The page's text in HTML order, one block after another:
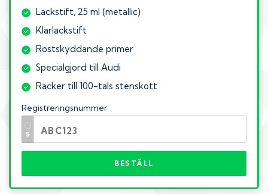
Lackstift, 25 ml (metallic)
Klarlackstift
Rostskyddande primer
Specialgjord till Audi
Räcker till 100-tals stenskott
Registreringsnummer
BESTÄLL